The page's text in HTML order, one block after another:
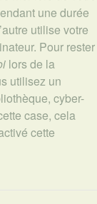
une durée
utilise votre
Pour rester
lors de la
utilisez un
cyber-
case, cela
cette